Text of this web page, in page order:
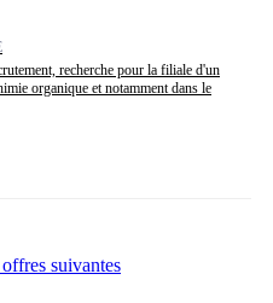
recherche pour la filiale d'un
organique et notamment dans le
suivantes